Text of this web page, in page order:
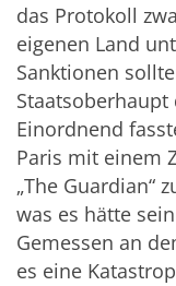
das Protokoll
eigenen Land
Sanktionen
Staatsoberhaupt
Einordnend
Paris mit einem
„The Guardian“
was es hätte
Gemessen an
es eine